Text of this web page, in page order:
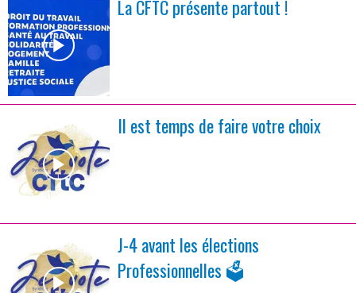
La CFTC présente partout !
Il est temps de faire votre choix
J-4 avant les élections
Professionnelles 🗳️